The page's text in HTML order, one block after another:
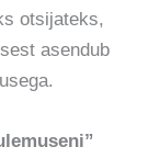
otsijateks,
asendub